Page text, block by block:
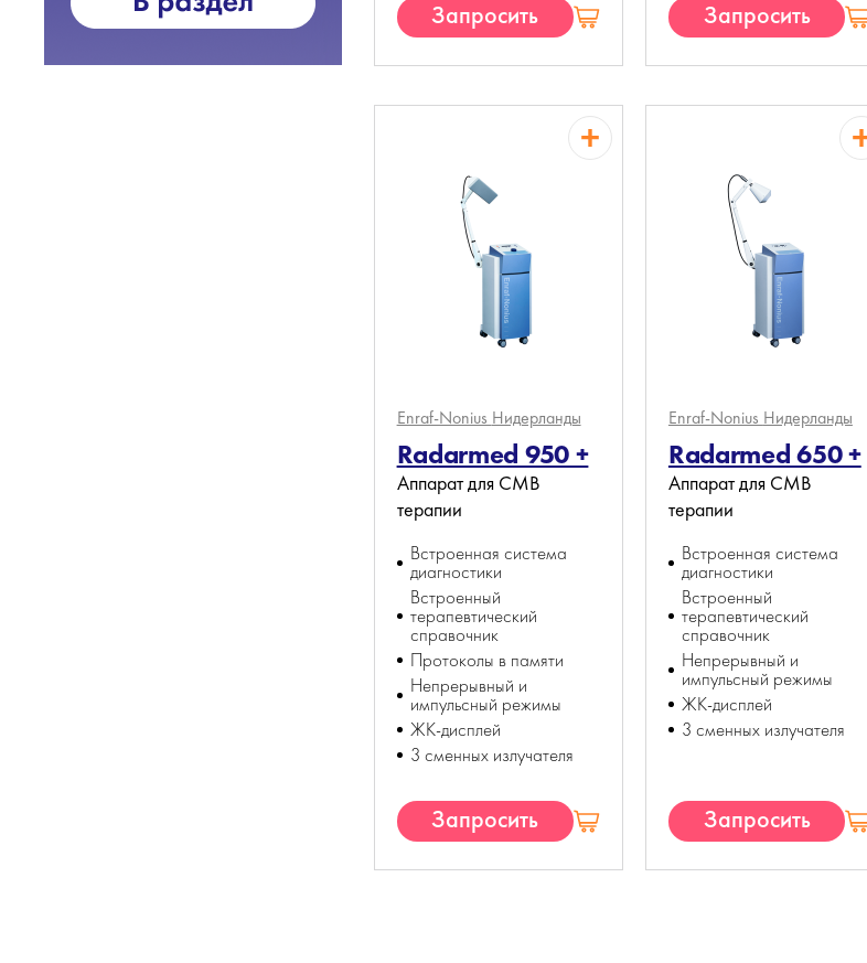
Запросить
Запросить
Enraf-Nonius Нидерланды
Radarmed 950 +
Аппарат для СМВ
терапии
Встроенная система
диагностики
Встроенный
терапевтический
справочник
Протоколы в памяти
Непрерывный и
импульсный режимы
ЖК-дисплей
3 сменных излучателя
Запросить
Enraf-Nonius Нидерланды
Radarmed 650 +
Аппарат для СМВ
терапии
Встроенная система
диагностики
Встроенный
терапевтический
справочник
Непрерывный и
импульсный режимы
ЖК-дисплей
3 сменных излучателя
Запросить